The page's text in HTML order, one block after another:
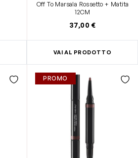
Off To Marsala Rossetto + Matita
12CM
37,00 €
VAI AL PRODOTTO
PROMO